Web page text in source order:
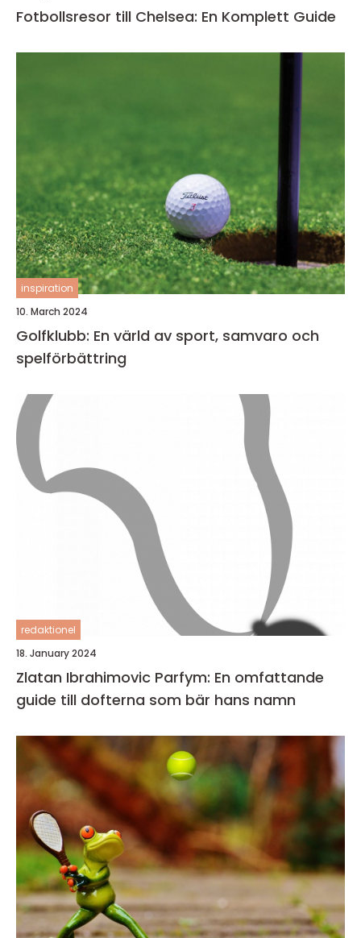
Fotbollsresor till Chelsea: En Komplett Guide
inspiration
10. March 2024
Golfklubb: En värld av sport, samvaro och
spelförbättring
redaktionel
18. January 2024
Zlatan Ibrahimovic Parfym: En omfattande
guide till dofterna som bär hans namn